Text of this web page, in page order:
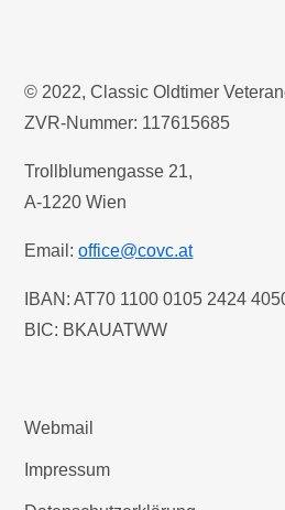
© 2022, Classic Oldtimer
ZVR-Nummer: 117615685
Trollblumengasse 21,
A-1220 Wien
Email:office@covc.at
IBAN: AT70 1100 0105 2424
BIC: BKAUATWW
Webmail
Impressum